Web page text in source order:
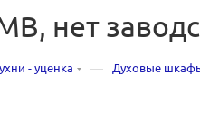
нет
- уценка — Духовые